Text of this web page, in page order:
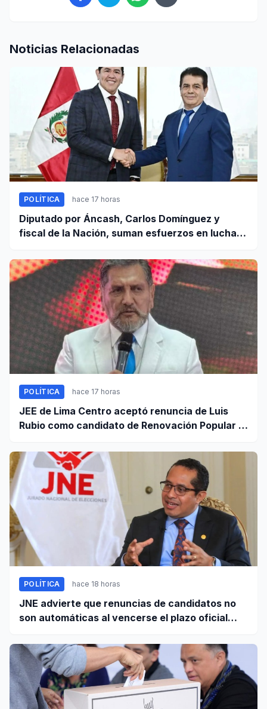
Noticias Relacionadas
POLÍTICA hace 17 horas
Diputado por Áncash, Carlos Domínguez y
fiscal de la Nación, suman esfuerzos en lucha
POLÍTICA hace 17 horas
JEE de Lima Centro aceptó renuncia de Luis
Rubio como candidato de Renovación Popular a
POLÍTICA hace 18 horas
JNE advierte que renuncias de candidatos no
son automáticas al vencerse el plazo oficial